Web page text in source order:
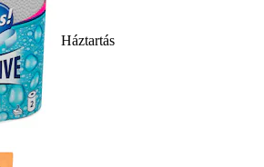
Háztartás